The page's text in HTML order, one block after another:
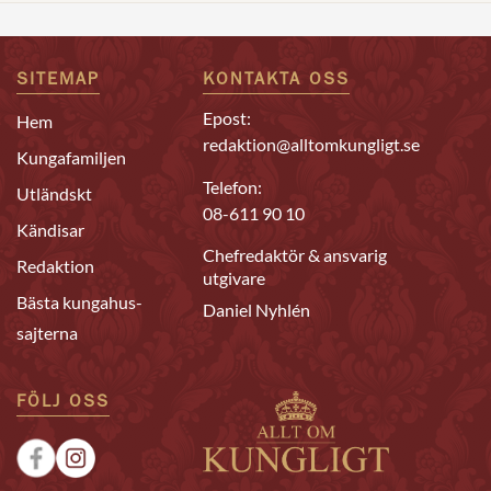
SITEMAP
Hem
Kungafamiljen
Utländskt
Kändisar
Redaktion
Bästa kungahus-
sajterna
KONTAKTA OSS
Epost:
redaktion@alltomkungligt.se
Telefon:
08-611 90 10
Chefredaktör & ansvarig
utgivare
Daniel Nyhlén
FÖLJ OSS